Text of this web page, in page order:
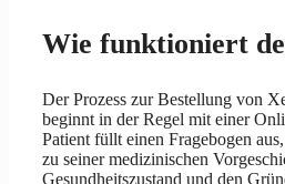
Wie funktioniert
Der Prozess zur Bestellung von
beginnt in der Regel mit einer
Patient füllt einen Fragebogen
zu seiner medizinischen
Gesundheitszustand und den